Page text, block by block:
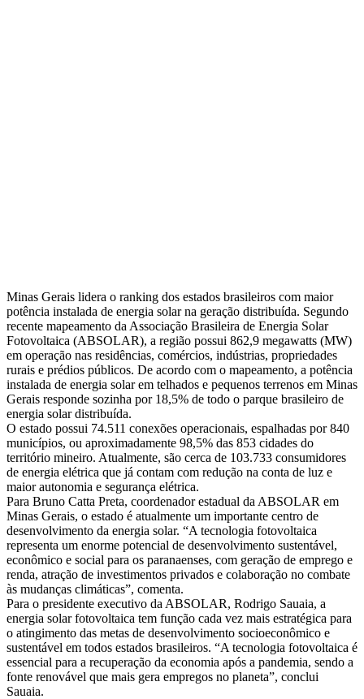
Minas Gerais lidera o ranking dos estados brasileiros com maior
potência instalada de energia solar na geração distribuída. Segundo
recente mapeamento da Associação Brasileira de Energia Solar
Fotovoltaica (ABSOLAR), a região possui 862,9 megawatts (MW)
em operação nas residências, comércios, indústrias, propriedades
rurais e prédios públicos. De acordo com o mapeamento, a potência
instalada de energia solar em telhados e pequenos terrenos em Minas
Gerais responde sozinha por 18,5% de todo o parque brasileiro de
energia solar distribuída.
O estado possui 74.511 conexões operacionais, espalhadas por 840
municípios, ou aproximadamente 98,5% das 853 cidades do
território mineiro. Atualmente, são cerca de 103.733 consumidores
de energia elétrica que já contam com redução na conta de luz e
maior autonomia e segurança elétrica.
Para Bruno Catta Preta, coordenador estadual da ABSOLAR em
Minas Gerais, o estado é atualmente um importante centro de
desenvolvimento da energia solar. “A tecnologia fotovoltaica
representa um enorme potencial de desenvolvimento sustentável,
econômico e social para os paranaenses, com geração de emprego e
renda, atração de investimentos privados e colaboração no combate
às mudanças climáticas”, comenta.
Para o presidente executivo da ABSOLAR, Rodrigo Sauaia, a
energia solar fotovoltaica tem função cada vez mais estratégica para
o atingimento das metas de desenvolvimento socioeconômico e
sustentável em todos estados brasileiros. “A tecnologia fotovoltaica é
essencial para a recuperação da economia após a pandemia, sendo a
fonte renovável que mais gera empregos no planeta”, conclui
Sauaia.